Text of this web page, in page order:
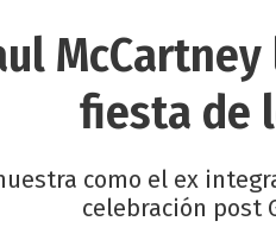
fiesta de
como el ex
celebración post